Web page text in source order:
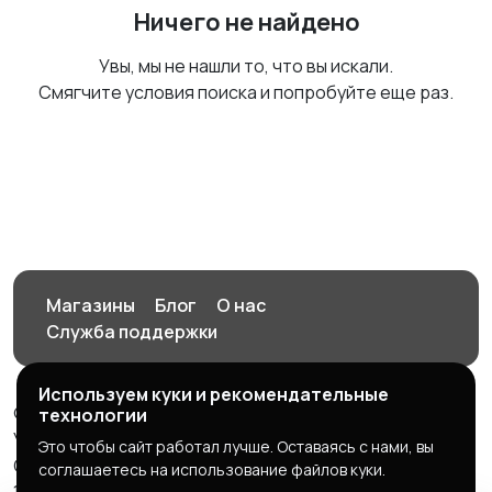
Ничего не найдено
Увы, мы не нашли то, что вы искали.
Смягчите условия поиска и попробуйте еще раз.
Магазины Блог
О нас
Служба поддержки
© 2026 Орен-АЙ - Авто | Недвижимость | Работа |
Услуги
Создал Карусов Е.С ООО "ЦПК" ИНН 5609203278 ОГРН
Используем куки и рекомендательные
технологии
Это чтобы сайт работал лучше. Оставаясь с нами, вы
соглашаетесь на использование файлов куки.